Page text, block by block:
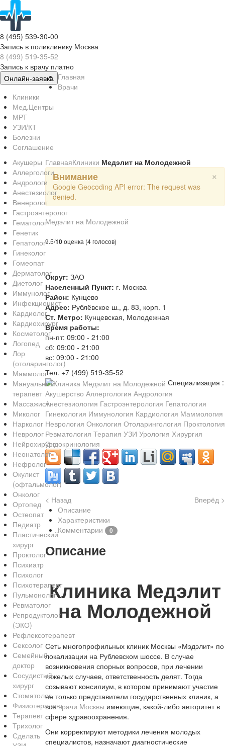
8 (495) 539-30-00
Запись в поликлинику Москва
8 (499) 519-35-52
Запись к врачу платно
Онлайн-заявка Главная
Врачи
Клиники
Мед.Центры
МРТ
УЗИ/КТ
Болезни
Соглашение
ГлавнаяКлиники Медэлит на Молодежной
×
Внимание
Google Geocoding API error: The request was
denied.
Медэлит на Молодежной
9.5/10оценка (4 голосов)
Округ: ЗАО
Населенный Пункт: г. Москва
Район: Кунцево
Адрес: Рублёвское ш., д. 83, корп. 1
Ст. Метро: Кунцевская, Молодежная
Время работы:
пн-пт: 09:00 - 21:00
сб: 09:00 - 21:00
вс: 09:00 - 21:00
Тел. +7 (499) 519-35-52
Специализация :
Акушерство Аллергология Андрология
Анестезиология Гастроэнтерология Гепатология
Гинекология Иммунология Кардиология Маммология
Неврология Онкология Отоларингология Проктология
Ревматология Терапия УЗИ Урология Хирургия
Эндокринология
< Назад
Вперёд >
Описание
Характеристики
Комментарии
0
Описание
Клиника Медэлит
на Молодежной
Сеть многопрофильных клиник Москвы «Мэдэлит» по
локализации на Рублевском шоссе. В случае
возникновения спорных вопросов, при лечении
тяжелых случаев, ответственность делят. Тогда
созывают консилиум, в котором принимают участие
не только представители государственных клиник, а
всеврачи Москвы имеющие, какой-либо авторитет в
сфере здравоохранения.
Они корректируют методики лечения молодых
специалистов, назначают диагностические
Акушеры
Аллергологи
Андрологи
Анестезиолог
Венеролог
Гастроэнтеролог
Гематолог
Генетик
Гепатолог
Гинеколог
Гомеопат
Дерматолог
Диетолог
Иммунолог
Инфекционист
Кардиолог
Кардиохирург
Косметолог
Логопед
Лор
(отоларинголог)
Маммолог
Мануальный
терапевт
Массажист
Миколог
Нарколог
Невролог
Нейрохирург
Неонатолог
Нефролог
Окулист
(офтальмолог)
Онколог
Ортопед
Остеопат
Педиатр
Пластический
хирург
Проктолог
Психиатр
Психолог
Психотерапевт
Пульмонолог
Ревматолог
Репродуктолог
(ЭКО)
Рефлексотерапевт
Сексолог
Семейный
доктор
Сосудистый
хирург
Стоматолог
Физиотерапевт
Терапевт
Трихолог
Сделать